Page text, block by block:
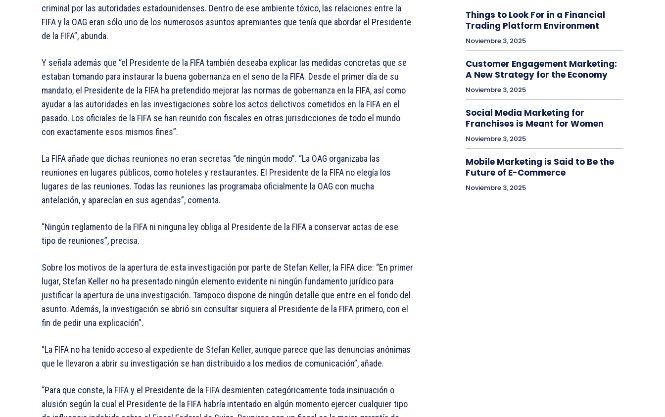
criminal por las autoridades estadounidenses. Dentro de ese ambiente tóxico, las relaciones entre la
FIFA y la OAG eran sólo uno de los numerosos asuntos apremiantes que tenía que abordar el Presidente
de la FIFA”, abunda.
Y señala además que “el Presidente de la FIFA también deseaba explicar las medidas concretas que se
estaban tomando para instaurar la buena gobernanza en el seno de la FIFA. Desde el primer día de su
mandato, el Presidente de la FIFA ha pretendido mejorar las normas de gobernanza en la FIFA, así como
ayudar a las autoridades en las investigaciones sobre los actos delictivos cometidos en la FIFA en el
pasado. Los oficiales de la FIFA se han reunido con fiscales en otras jurisdicciones de todo el mundo
con exactamente esos mismos fines”.
La FIFA añade que dichas reuniones no eran secretas “de ningún modo”. “La OAG organizaba las
reuniones en lugares públicos, como hoteles y restaurantes. El Presidente de la FIFA no elegía los
lugares de las reuniones. Todas las reuniones las programaba oficialmente la OAG con mucha
antelación, y aparecían en sus agendas”, comenta.
“Ningún reglamento de la FIFA ni ninguna ley obliga al Presidente de la FIFA a conservar actas de ese
tipo de reuniones”, precisa.
Sobre los motivos de la apertura de esta investigación por parte de Stefan Keller, la FIFA dice: “En primer
lugar, Stefan Keller no ha presentado ningún elemento evidente ni ningún fundamento jurídico para
justificar la apertura de una investigación. Tampoco dispone de ningún detalle que entre en el fondo del
asunto. Además, la investigación se abrió sin consultar siquiera al Presidente de la FIFA primero, con el
fin de pedir una explicación”.
“La FIFA no ha tenido acceso al expediente de Stefan Keller, aunque parece que las denuncias anónimas
que le llevaron a abrir su investigación se han distribuido a los medios de comunicación”, añade.
“Para que conste, la FIFA y el Presidente de la FIFA desmienten categóricamente toda insinuación o
alusión según la cual el Presidente de la FIFA habría intentado en algún momento ejercer cualquier tipo
Things to Look For in a Financial
Trading Platform Environment
Noviembre 3, 2025
Customer Engagement Marketing:
A New Strategy for the Economy
Noviembre 3, 2025
Social Media Marketing for
Franchises is Meant for Women
Noviembre 3, 2025
Mobile Marketing is Said to Be the
Future of E-Commerce
Noviembre 3, 2025